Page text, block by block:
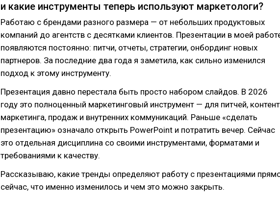
и какие инструменты теперь используют маркетологи?
Работаю с брендами разного размера — от небольших продуктовых
компаний до агентств с десятками клиентов. Презентации в моей
появляются постоянно: питчи, отчеты, стратегии, онбординг новых
партнеров. За последние два года я заметила, как сильно изменился
подход к этому инструменту.
Презентация давно перестала быть просто набором слайдов. В 2026
году это полноценный маркетинговый инструмент — для питчей,
маркетинга, продаж и внутренних коммуникаций. Раньше «сделать
презентацию» означало открыть PowerPoint и потратить вечер. Сейчас
это отдельная дисциплина со своими инструментами, форматами и
требованиями к качеству.
Рассказываю, какие тренды определяют работу с презентациями
сейчас, что именно изменилось и чем это можно закрыть.